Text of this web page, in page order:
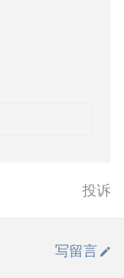
投诉
写留言